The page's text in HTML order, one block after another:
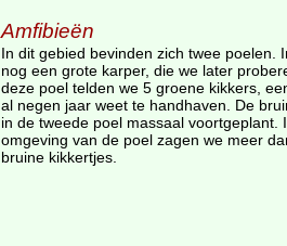
Amfibieën
In dit gebied bevinden zich twee poelen.
nog een grote karper, die we later
deze poel telden we 5 groene kikkers,
al negen jaar weet te handhaven. De
in de tweede poel massaal voortgeplant.
omgeving van de poel zagen we meer
bruine kikkertjes.